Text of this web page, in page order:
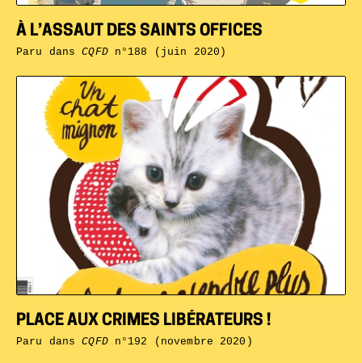
PLACE AUX CRIMES LIBÉRATEURS !
Paru dansCQFDn°192 (novembre 2020)
À L’ASSAUT DES SAINTS OFFICES
Paru dansCQFDn°188 (juin 2020)